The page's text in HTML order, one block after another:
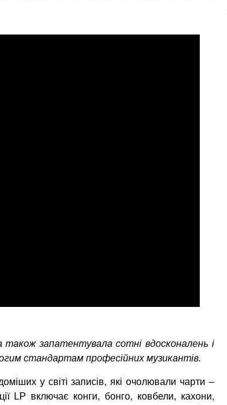
запатентувала сотні вдосконалень і
стандартам професійних музикантів.
у світі записів, які очолювали чарти –
LP включає конги, бонго, ковбели, кахони,